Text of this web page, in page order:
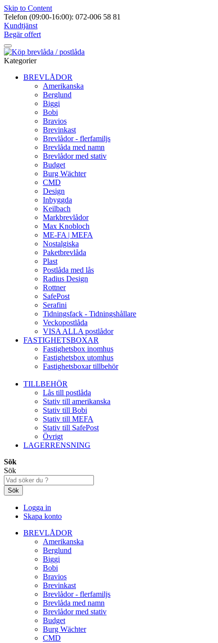
Skip to Content
Telefon (09:00-16:00): 072-006 58 81
Kundtjänst
Begär offert
Kategorier
BREVLÅDOR
Amerikanska
Berglund
Biggi
Bobi
Bravios
Brevinkast
Brevlådor - flerfamiljs
Brevlåda med namn
Brevlådor med stativ
Budget
Burg Wächter
CMD
Design
Inbyggda
Keilbach
Markbrevlådor
Max Knobloch
ME-FA | MEFA
Nostalgiska
Paketbrevlåda
Plast
Postlåda med lås
Radius Design
Rottner
SafePost
Serafini
Tidningsfack - Tidningshållare
Veckopostlåda
VISA ALLA postlådor
FASTIGHETSBOXAR
Fastighetsbox inomhus
Fastighetsbox utomhus
Fastighetsboxar tillbehör
TILLBEHÖR
Lås till postlåda
Stativ till amerikanska
Stativ till Bobi
Stativ till MEFA
Stativ till SafePost
Övrigt
LAGERRENSNING
Sök
Sök
Sök
Logga in
Skapa konto
BREVLÅDOR
Amerikanska
Berglund
Biggi
Bobi
Bravios
Brevinkast
Brevlådor - flerfamiljs
Brevlåda med namn
Brevlådor med stativ
Budget
Burg Wächter
CMD